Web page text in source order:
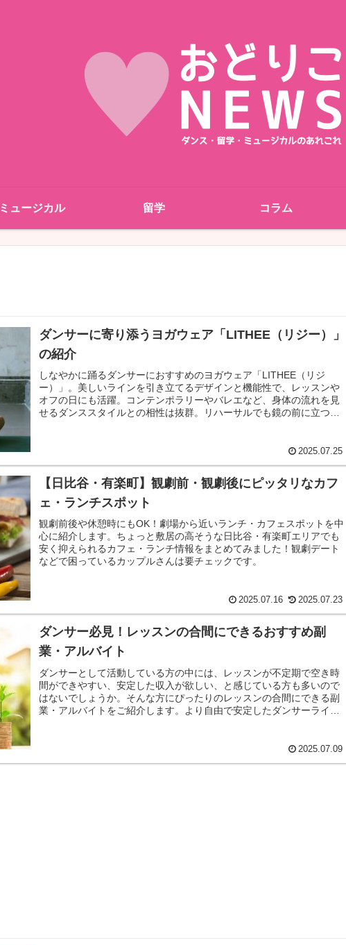
ミュージカル 留学 コラム
ダンサーに寄り添うヨガウェア「LITHEE（リジー）」
の紹介
しなやかに踊るダンサーにおすすめのヨガウェア「LITHEE（リジ
ー）」。美しいラインを引き立てるデザインと機能性で、レッスンや
オフの日にも活躍。コンテンポラリーやバレエなど、身体の流れを見
せるダンススタイルとの相性は抜群。リハーサルでも鏡の前に立つの
2025.07.25
【日比谷・有楽町】観劇前・観劇後にピッタリなカフ
ェ・ランチスポット
観劇前後や休憩時にもOK！劇場から近いランチ・カフェスポットを中
心に紹介します。ちょっと敷居の高そうな日比谷・有楽町エリアでも
安く抑えられるカフェ・ランチ情報をまとめてみました！観劇デート
などで困っているカップルさんは要チェックです。
2025.07.16 2025.07.23
ダンサー必見！レッスンの合間にできるおすすめ副
業・アルバイト
ダンサーとして活動している方の中には、レッスンが不定期で空き時
間ができやすい、安定した収入が欲しい、と感じている方も多いので
はないでしょうか。そんな方にぴったりのレッスンの合間にできる副
業・アルバイトをご紹介します。より自由で安定したダンサーライフ
2025.07.09